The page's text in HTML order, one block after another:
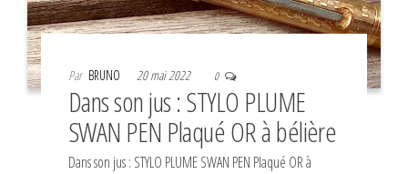
Par BRUNO 20 mai 2022 0
Dans son jus : STYLO PLUME
SWAN PEN Plaqué OR à bélière
Dans son jus : STYLO PLUME SWAN PEN Plaqué OR à